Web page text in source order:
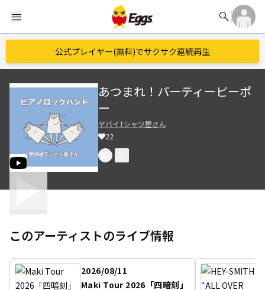
menu search
公式プレイヤー(無料)でサクサク連続再生
あつまれ！パーティーピーポ
ー
ヤバイTシャツ屋さん
22
このアーティストのライブ情報
2026/08/11
Maki Tour 2026「四暗刻」